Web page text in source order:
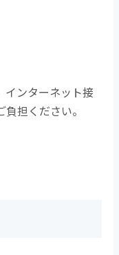
インターネット接
担ください。